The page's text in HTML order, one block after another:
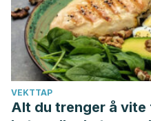
VEKTTAP
Alt du trenger å